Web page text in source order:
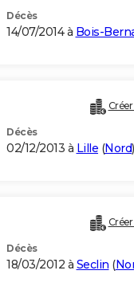
Décès
14/07/2014 à Bois-
Décès
02/12/2013 à Lille (Nord)
Décès
18/03/2012 à Seclin (